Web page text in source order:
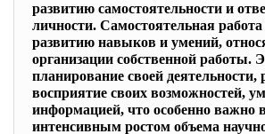
развитию самостоятельности и
личности. Самостоятельная работа
развитию навыков и умений,
организации собственной работы.
планирование своей деятельности,
восприятие своих возможностей,
информацией, что особенно важно
интенсивным ростом объема